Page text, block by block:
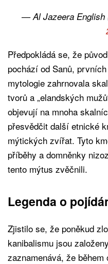
— Al Jazeera English
Předpokládá se, že
pochází od Sanů,
mytologie zahrnovala
tvorů a „elandských
objevují na mnoha
přesvědčit další etnické
mýtických zvířat. Tyto
příběhy a domněnky
tento mýtus zvěčnili.
Legenda o
Zjistilo se, že poněkud
kanibalismu jsou
zaznamenává, že